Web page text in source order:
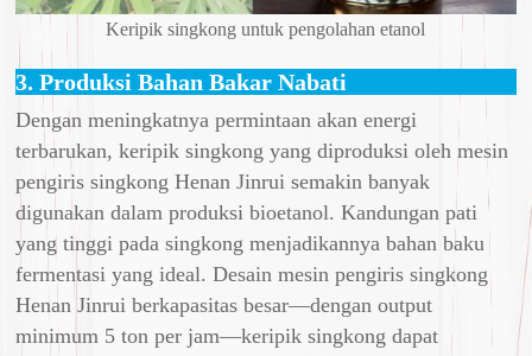
Keripik singkong untuk pengolahan etanol
3. Produksi Bahan Bakar Nabati
Dengan meningkatnya permintaan akan energi
terbarukan, keripik singkong yang diproduksi oleh mesin
pengiris singkong Henan Jinrui semakin banyak
digunakan dalam produksi bioetanol. Kandungan pati
yang tinggi pada singkong menjadikannya bahan baku
fermentasi yang ideal. Desain mesin pengiris singkong
Henan Jinrui berkapasitas besar—dengan output
minimum 5 ton per jam—keripik singkong dapat